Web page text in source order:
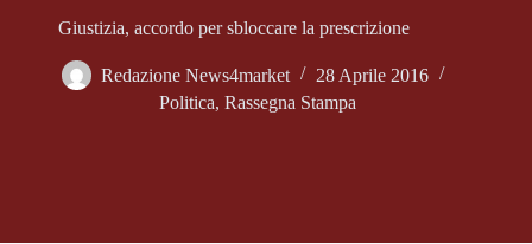
Giustizia, accordo per sbloccare la prescrizione
Redazione News4market
28 Aprile 2016
Politica,Rassegna Stampa